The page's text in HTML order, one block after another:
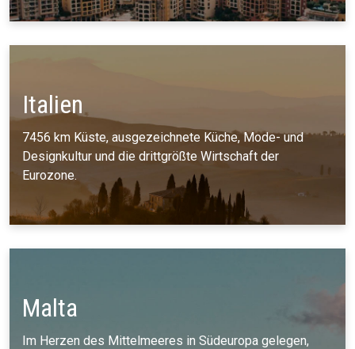
Italien
7456 km Küste, ausgezeichnete Küche, Mode- und
Designkultur und die drittgrößte Wirtschaft der
Eurozone.
Malta
Im Herzen des Mittelmeeres in Südeuropa gelegen,